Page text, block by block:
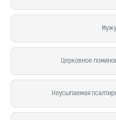
Мужу
Церковное
Неусыпаемая